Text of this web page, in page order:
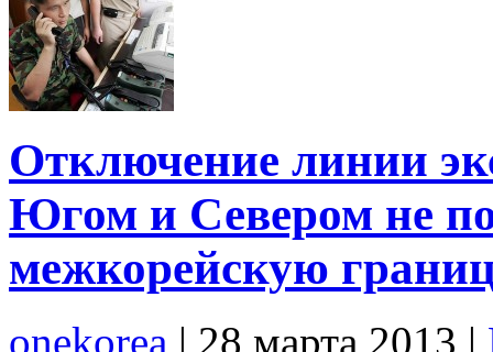
Отключение линии
Югом и Севером не
межкорейскую
onekorea | 28 марта 2013 |